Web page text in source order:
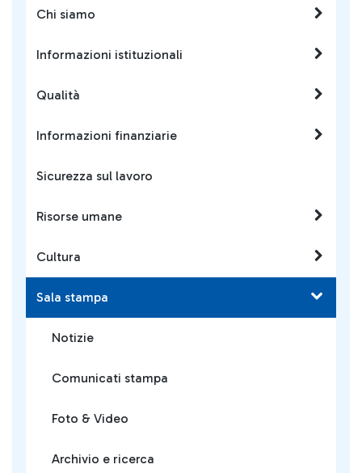
Chi siamo
Informazioni istituzionali
Qualità
Informazioni finanziarie
Sicurezza sul lavoro
Risorse umane
Cultura
Sala stampa
Notizie
Comunicati stampa
Foto & Video
Archivio e ricerca